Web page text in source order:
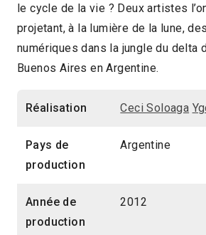
1min
le cycle de la vie ? Deux artistes
projetant, à la lumière de la lune,
numériques dans la jungle du delta
Buenos Aires en Argentine.
Réalisation Ceci Soloaga
Pays de
production
Argentine
Année de
production
2012